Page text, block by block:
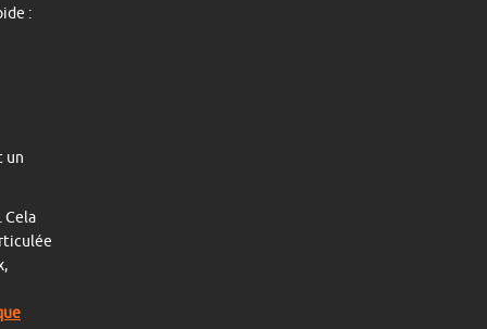
:
un
Cela